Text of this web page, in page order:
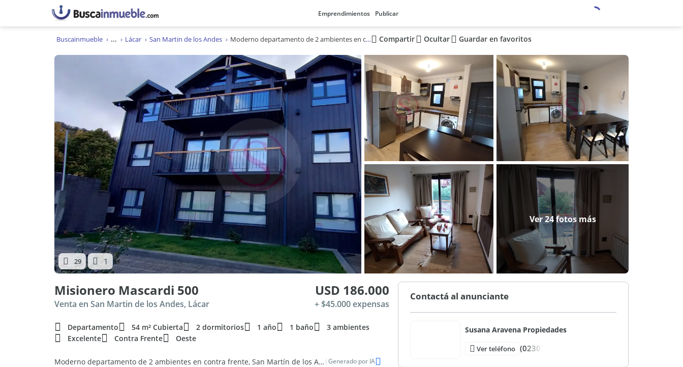
Emprendimientos Publicar
Buscainmueble ... Lácar San Martin de los Andes Moderno departamento de 2 ambientes en contra frente, San Martín de los Andes Compartir Ocultar Guardar en favoritos
Ver 24 fotos más
29 1
Misionero Mascardi 500 USD 186.000
Venta en San Martin de los Andes, Lácar + $45.000 expensas
Departamento 54 m² Cubierta 2 dormitorios 1 año 1 baño
3 ambientes
Excelente
Contra Frente Oeste
Moderno departamento de 2 ambientes en contra frente, San Martín de los Andes |Generado por IA
Contactá al anunciante
Susana Aravena Propiedades
Ver teléfono (0230)